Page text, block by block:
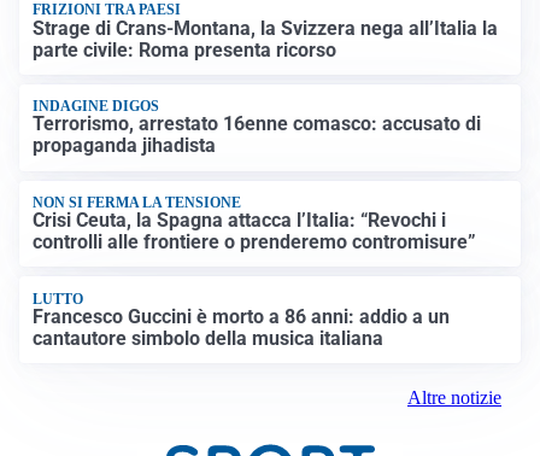
FRIZIONI TRA PAESI
Strage di Crans-Montana, la Svizzera nega all’Italia la
parte civile: Roma presenta ricorso
INDAGINE DIGOS
Terrorismo, arrestato 16enne comasco: accusato di
propaganda jihadista
NON SI FERMA LA TENSIONE
Crisi Ceuta, la Spagna attacca l’Italia: “Revochi i
controlli alle frontiere o prenderemo contromisure”
LUTTO
Francesco Guccini è morto a 86 anni: addio a un
cantautore simbolo della musica italiana
Altre notizie